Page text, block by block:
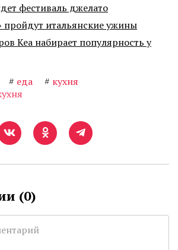
фестиваль джелато
пройдут итальянские ужины
Кеа набирает популярность у
# еда # кухня
(0)